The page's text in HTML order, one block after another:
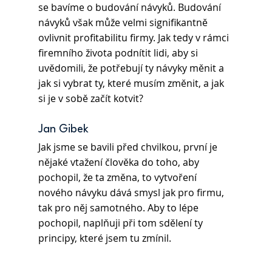
se bavíme o budování návyků. Budování
návyků však může velmi signifikantně
ovlivnit profitabilitu firmy. Jak tedy v rámci
firemního života podnítit lidi, aby si
uvědomili, že potřebují ty návyky měnit a
jak si vybrat ty, které musím změnit, a jak
si je v sobě začít kotvit?
Jan Gibek
Jak jsme se bavili před chvilkou, první je
nějaké vtažení člověka do toho, aby
pochopil, že ta změna, to vytvoření
nového návyku dává smysl jak pro firmu,
tak pro něj samotného. Aby to lépe
pochopil, naplňuji při tom sdělení ty
principy, které jsem tu zmínil.